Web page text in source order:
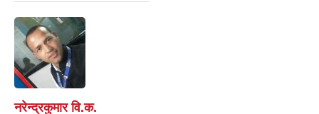
नरेन्द्रकुमार वि.क.